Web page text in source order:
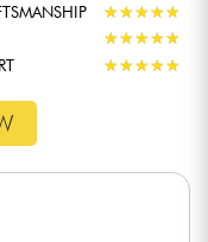
★★★★★
★★★★★
★★★★★
★★★★★
★★★★★
★★★★★